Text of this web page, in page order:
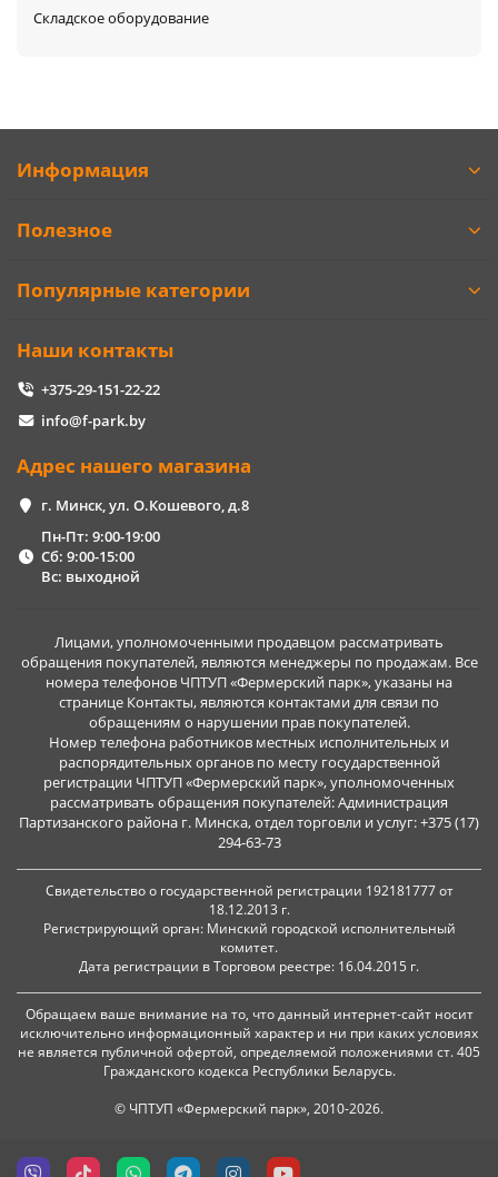
Складское оборудование
Информация
Полезное
Популярные категории
Наши контакты
+375-29-151-22-22
info@f-park.by
Адрес нашего магазина
г. Минск, ул. О.Кошевого, д.8
Пн-Пт: 9:00-19:00
Сб: 9:00-15:00
Вс: выходной
Лицами, уполномоченными продавцом рассматривать
обращения покупателей, являются менеджеры по продажам. Все
номера телефонов ЧПТУП «Фермерский парк», указаны на
странице Контакты, являются контактами для связи по
обращениям о нарушении прав покупателей.
Номер телефона работников местных исполнительных и
распорядительных органов по месту государственной
регистрации ЧПТУП «Фермерский парк», уполномоченных
рассматривать обращения покупателей: Администрация
Партизанского района г. Минска, отдел торговли и услуг: +375 (17)
294-63-73
Свидетельство о государственной регистрации 192181777 от
18.12.2013 г.
Регистрирующий орган: Минский городской исполнительный
комитет.
Дата регистрации в Торговом реестре: 16.04.2015 г.
Обращаем ваше внимание на то, что данный интернет-сайт носит
исключительно информационный характер и ни при каких условиях
не является публичной офертой, определяемой положениями ст. 405
Гражданского кодекса Республики Беларусь.
© ЧПТУП «Фермерский парк», 2010-2026.